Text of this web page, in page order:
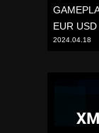
EUR USD
2024.04.18